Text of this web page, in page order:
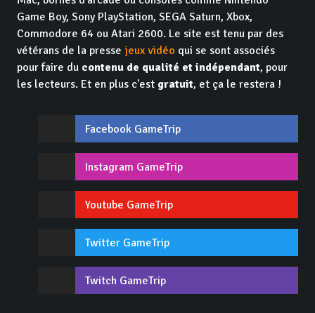
Game Boy, Sony PlayStation, SEGA Saturn, Xbox,
Commodore 64 ou Atari 2600. Le site est tenu par des
vétérans de la presse jeux vidéo qui se sont associés
pour faire du contenu de qualité et indépendant, pour
les lecteurs. Et en plus c'est gratuit, et ça le restera !
Facebook GameTrip
Instagram GameTrip
Youtube GameTrip
Twitter GameTrip
Twitch GameTrip